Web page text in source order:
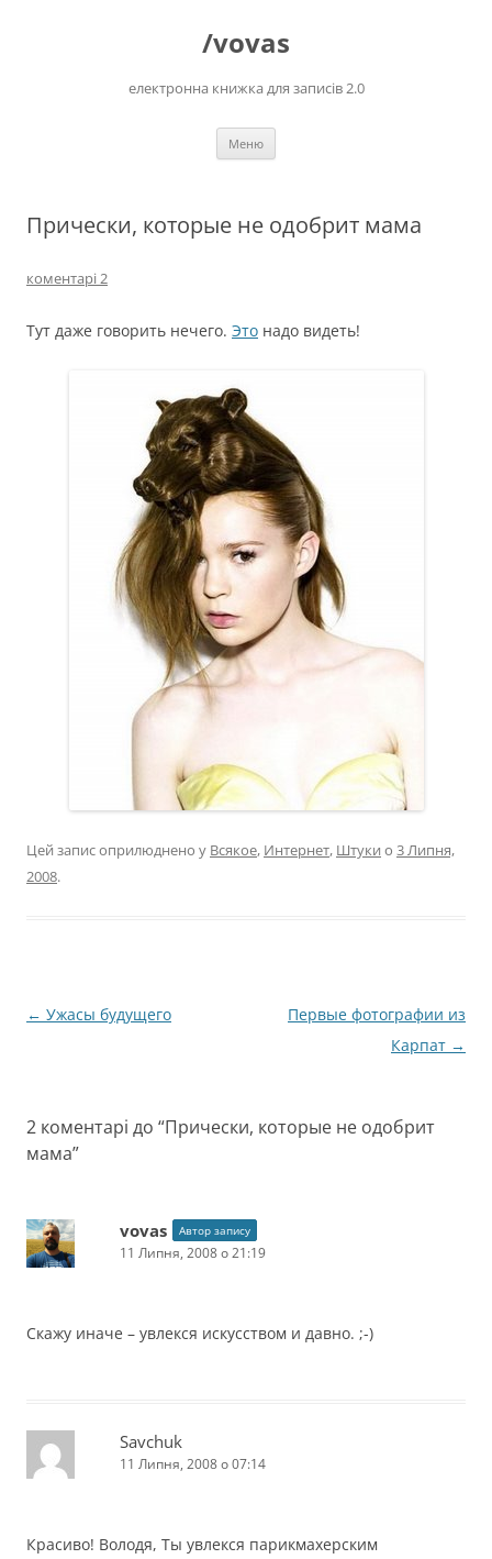
/vovas
електронна книжка для записів 2.0
Меню
Прически, которые не одобрит мама
коментарі 2
Тут даже говорить нечего. Это надо видеть!
Цей запис оприлюднено у Всякое, Интернет, Штуки о 3 Липня,
2008.
Навігація
← Ужасы будущего
Первые фотографии из
Карпат →
2 коментарі до “Прически, которые не одобрит
мама”
vovas Автор запису
11 Липня, 2008 о 21:19
Скажу иначе – увлекся искусством и давно. ;-)
Savchuk
11 Липня, 2008 о 07:14
Красиво! Володя, Ты увлекся парикмахерским